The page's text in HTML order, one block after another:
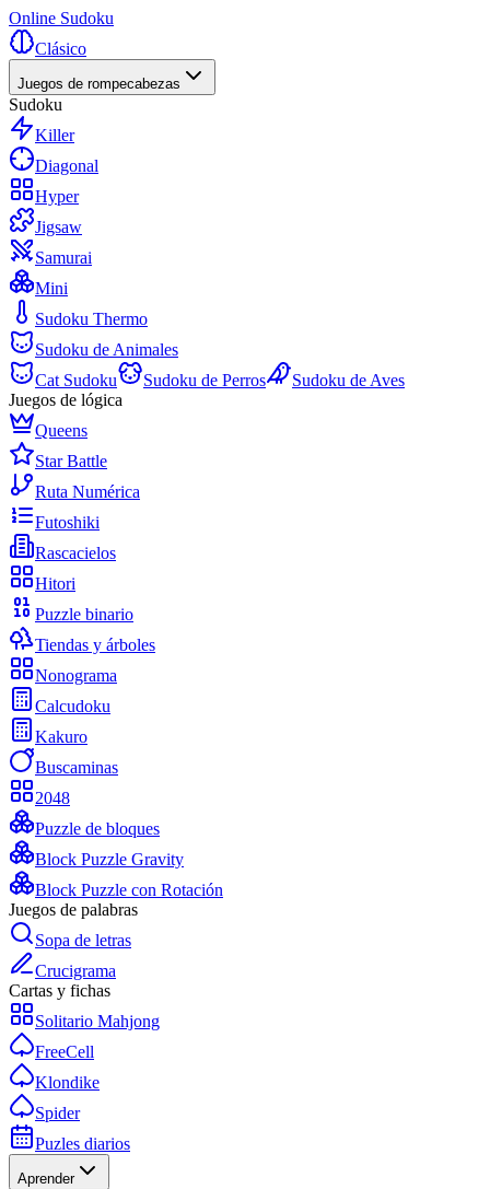
Online Sudoku
Clásico
Juegos de rompecabezas
Sudoku
Killer
Diagonal
Hyper
Jigsaw
Samurai
Mini
Sudoku Thermo
Sudoku de Animales
Cat Sudoku
Sudoku de Perros
Sudoku de Aves
Juegos de lógica
Queens
Star Battle
Ruta Numérica
Futoshiki
Rascacielos
Hitori
Puzzle binario
Tiendas y árboles
Nonograma
Calcudoku
Kakuro
Buscaminas
2048
Puzzle de bloques
Block Puzzle Gravity
Block Puzzle con Rotación
Juegos de palabras
Sopa de letras
Crucigrama
Cartas y fichas
Solitario Mahjong
FreeCell
Klondike
Spider
Puzles diarios
Aprender